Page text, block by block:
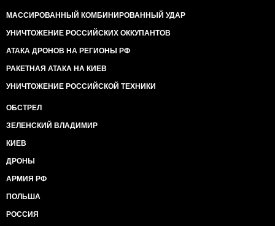
МАССИРОВАННЫЙ КОМБИНИРОВАННЫЙ УДАР
УНИЧТОЖЕНИЕ РОССИЙСКИХ ОККУПАНТОВ
АТАКА ДРОНОВ НА РЕГИОНЫ РФ
РАКЕТНАЯ АТАКА НА КИЕВ
УНИЧТОЖЕНИЕ РОССИЙСКОЙ ТЕХНИКИ
ОБСТРЕЛ
ЗЕЛЕНСКИЙ ВЛАДИМИР
КИЕВ
ДРОНЫ
АРМИЯ РФ
ПОЛЬША
РОССИЯ